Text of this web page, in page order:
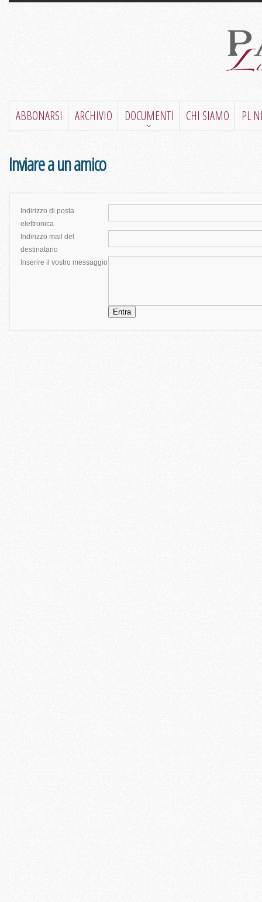
ABBONARSI ARCHIVIO DOCUMENTI CHI SIAMO PL
Inviare a un amico
Indirizzo di posta
elettronica
Indirizzo mail del
destinatario
Inserire il vostro messaggio